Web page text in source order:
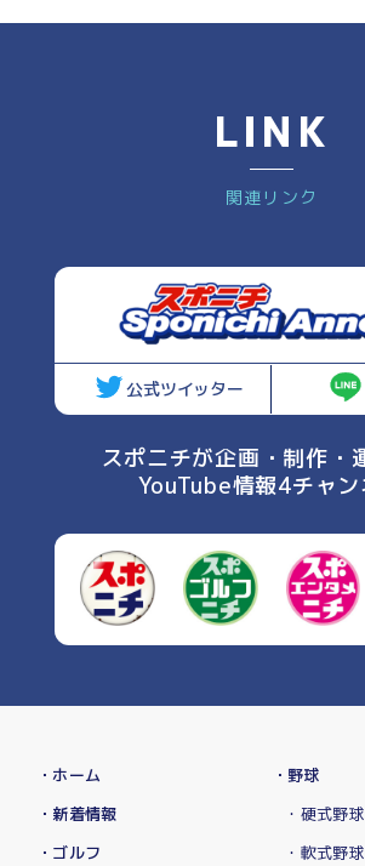
LINK
関連リンク
公式ツイッター
スポニチが企画・制作・
YouTube情報4チャ
・ホーム
・新着情報
・ゴルフ
・野球
・硬式野球
・軟式野球